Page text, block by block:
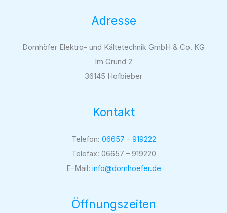
Adresse
Domhöfer Elektro- und Kältetechnik GmbH & Co. KG
Im Grund 2
36145 Hofbieber
Kontakt
Telefon: 06657 – 919222
Telefax: 06657 – 919220
E-Mail: info@domhoefer.de
Öffnungszeiten